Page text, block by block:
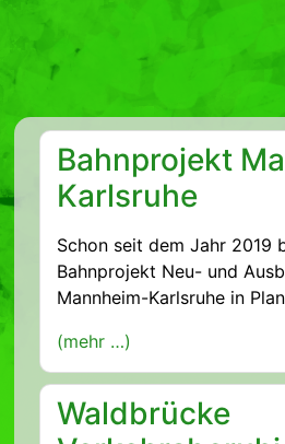
Bahnprojekt
Karlsruhe
Schon seit dem Jahr 2019
Bahnprojekt Neu- und
Mannheim-Karlsruhe in
(mehr …)
Waldbrücke